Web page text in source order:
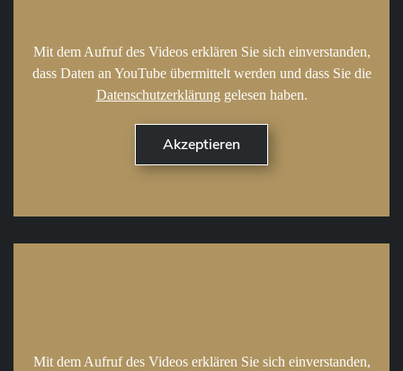
Mit dem Aufruf des Videos erklären Sie sich einverstanden,
dass Daten an YouTube übermittelt werden und dass Sie die
Datenschutzerklärung gelesen haben.
Mit dem Aufruf des Videos erklären Sie sich einverstanden,